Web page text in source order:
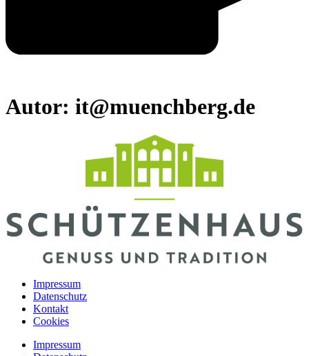
Autor: it@muenchberg.de
Impressum
Datenschutz
Kontakt
Cookies
Impressum